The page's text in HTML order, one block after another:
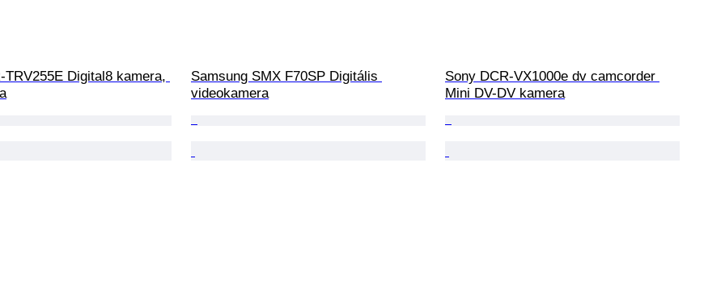
TRV255E Digital8 kamera,
Samsung SMX F70SP Digitális
videokamera
Sony DCR-VX1000e dv camcorder
Mini DV-DV kamera